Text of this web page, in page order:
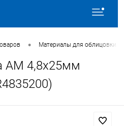
• Материалы для облицовки
AM 4,8х25мм